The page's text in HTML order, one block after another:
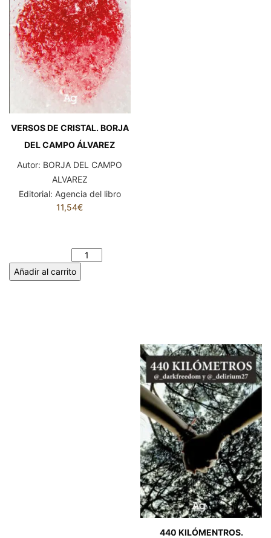
VERSOS DE CRISTAL. BORJA
DEL CAMPO ÁLVAREZ
Autor: BORJA DEL CAMPO
ALVAREZ
Editorial: Agencia del libro
11,54€
Añadir al carrito
440 KILÓMENTROS.